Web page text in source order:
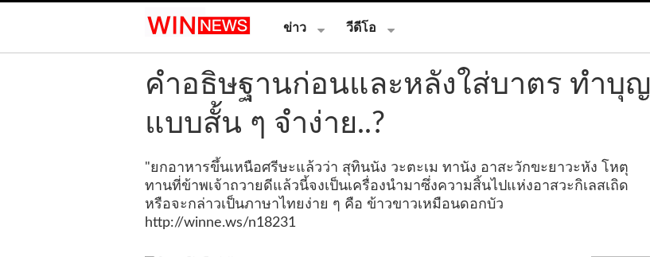
ข่าว วีดีโอ
คำอธิษฐานก่อนและหลังใส่บาตร ทำบุญ
แบบสั้น ๆ จำง่าย..?
"ยกอาหารขึ้นเหนือศรีษะแล้วว่า สุทินนัง วะตะเม ทานัง อาสะวักขะยาวะหัง โหตุ
ทานที่ข้าพเจ้าถวายดีแล้วนี้จงเป็นเครื่องนำมาซึ่งความสิ้นไปแห่งอาสวะกิเลสเถิด
หรือจะกล่าวเป็นภาษาไทยง่าย ๆ คือ ข้าวขาวเหมือนดอกบัว
http://winne.ws/n18231